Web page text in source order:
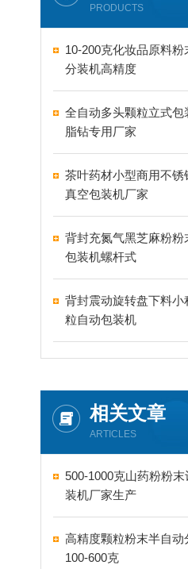
PRODUCTS
10-200克化妆品原料粉
分装机高精度
全自动多头颗粒立式包
脂钻专用厂家
茶叶药材小型商用不锈
真空包装机厂家
背封充氮气黑芝麻粉粉
包装机螺杆式
背封震动旋转盘下料小
粒自动包装机
相关文章
ARTICLES
500-1000克山药粉粉末
装机厂家生产
高精度颗粒粉末半自动
100-600克